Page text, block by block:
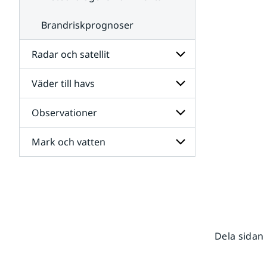
Brandriskprognoser
Radar och satellit
Undersidor
för
Radar
och
satellit
Väder till havs
Undersidor
för
Väder
till
havs
Observationer
Undersidor
för
Mark och vatten
Dela sidan